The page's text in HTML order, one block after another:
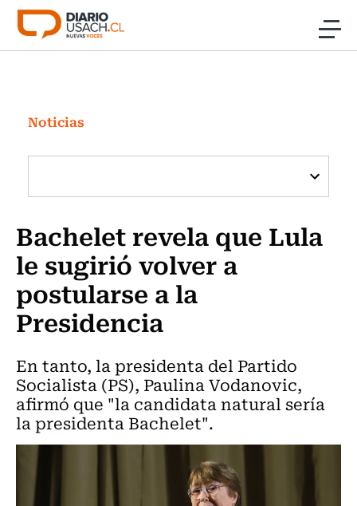
Click acá para ir directamente al contenido
Investigación
Cultura
Programas Radio y TV Usach
Noticias
Bachelet revela que Lula
le sugirió volver a
postularse a la
Presidencia
En tanto, la presidenta del Partido
Socialista (PS), Paulina Vodanovic,
afirmó que "la candidata natural sería
la presidenta Bachelet".